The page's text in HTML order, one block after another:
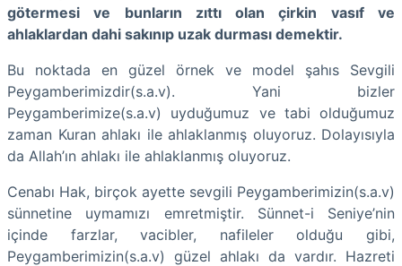
götermesi ve bunların zıttı olan çirkin vasıf ve
ahlaklardan dahi sakınıp uzak durması demektir.
Bu noktada en güzel örnek ve model şahıs Sevgili
Peygamberimizdir(s.a.v). Yani bizler
Peygamberimize(s.a.v) uyduğumuz ve tabi olduğumuz
zaman Kuran ahlakı ile ahlaklanmış oluyoruz. Dolayısıyla
da Allah’ın ahlakı ile ahlaklanmış oluyoruz.
Cenabı Hak, birçok ayette sevgili Peygamberimizin(s.a.v)
sünnetine uymamızı emretmiştir. Sünnet-i Seniye’nin
içinde farzlar, vacibler, nafileler olduğu gibi,
Peygamberimizin(s.a.v) güzel ahlakı da vardır. Hazreti